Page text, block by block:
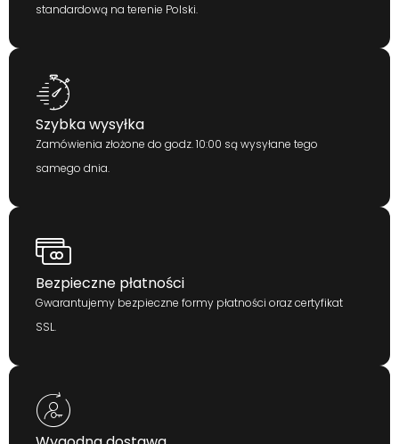
standardową na terenie Polski.
Szybka wysyłka
Zamówienia złożone do godz. 10:00 są wysyłane tego
samego dnia.
Bezpieczne płatności
Gwarantujemy bezpieczne formy płatności oraz certyfikat
SSL.